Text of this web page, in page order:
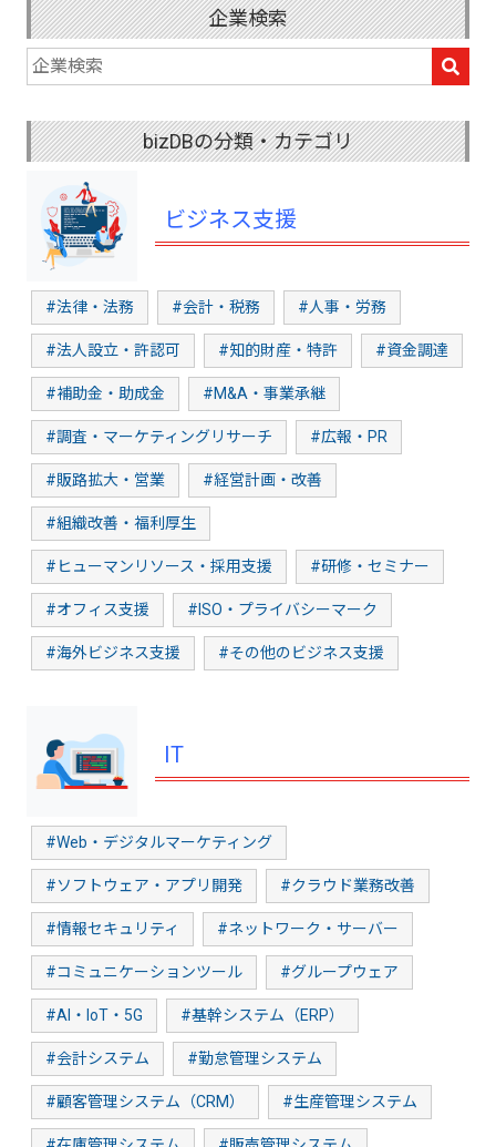
企業検索
bizDBの分類・カテゴリ
ビジネス支援
#法律・法務 #会計・税務 #人事・労務
#法人設立・許認可 #知的財産・特許 #資金調達
#補助金・助成金 #M&A・事業承継
#調査・マーケティングリサーチ #広報・PR
#販路拡大・営業 #経営計画・改善
#組織改善・福利厚生
#ヒューマンリソース・採用支援 #研修・セミナー
#オフィス支援 #ISO・プライバシーマーク
#海外ビジネス支援 #その他のビジネス支援
IT
#Web・デジタルマーケティング
#ソフトウェア・アプリ開発 #クラウド業務改善
#情報セキュリティ #ネットワーク・サーバー
#コミュニケーションツール #グループウェア
#AI・IoT・5G #基幹システム（ERP）
#会計システム #勤怠管理システム
#顧客管理システム（CRM） #生産管理システム